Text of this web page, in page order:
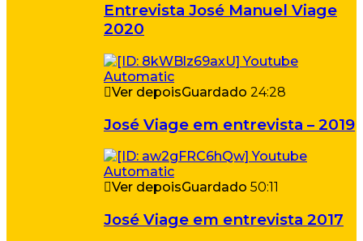
Entrevista José Manuel Viage
2020
Ver depoisGuardado 24:28
José Viage em entrevista – 2019
Ver depoisGuardado 50:11
José Viage em entrevista 2017